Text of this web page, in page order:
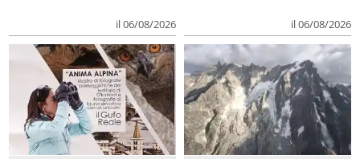
il 06/08/2026 il 06/08/2026